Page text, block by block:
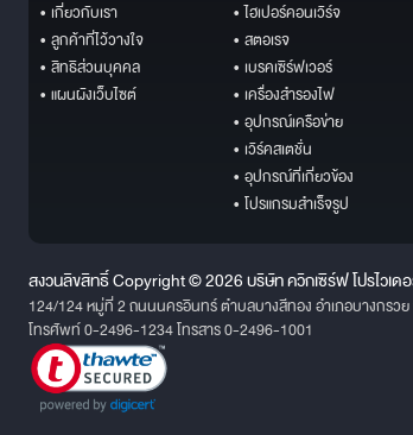
• เกี่ยวกับเรา
• ลูกค้าที่ไว้วางใจ
• สิทธิส่วนบุคคล
• แผนผังเว็บไซต์
• ไฮเปอร์คอนเวิร์จ
• สตอเรจ
• เบรคเซิร์ฟเวอร์
• เครื่องสำรองไฟ
• อุปกรณ์เครือข่าย
• เวิร์คสเตชั่น
• อุปกรณ์ที่เกี่ยวข้อง
• โปรแกรมสำเร็จรูป
สงวนลิขสิทธิ์ Copyright © 2026 บริษัท ควิกเซิร์ฟ โปรไวเด
124/124 หมู่ที่ 2 ถนนนครอินทร์ ตำบลบางสีทอง อำเภอบางกรว
โทรศัพท์ 0-2496-1234 โทรสาร 0-2496-1001